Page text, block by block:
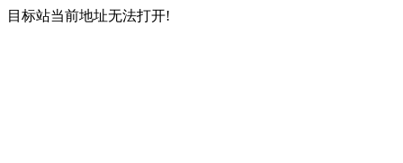
目标站当前地址无法打开!